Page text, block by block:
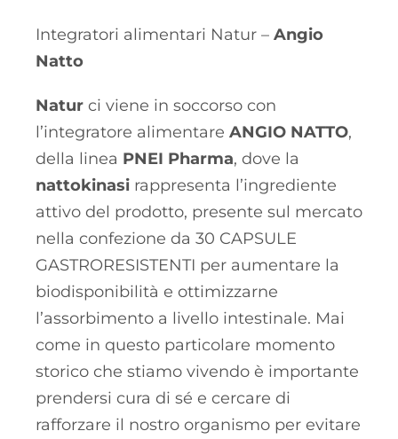
Integratori alimentari Natur – Angio
Natto
Natur ci viene in soccorso con
l’integratore alimentare ANGIO NATTO,
della linea PNEI Pharma, dove la
nattokinasi rappresenta l’ingrediente
attivo del prodotto, presente sul mercato
nella confezione da 30 CAPSULE
GASTRORESISTENTI per aumentare la
biodisponibilità e ottimizzarne
l’assorbimento a livello intestinale. Mai
come in questo particolare momento
storico che stiamo vivendo è importante
prendersi cura di sé e cercare di
rafforzare il nostro organismo per evitare